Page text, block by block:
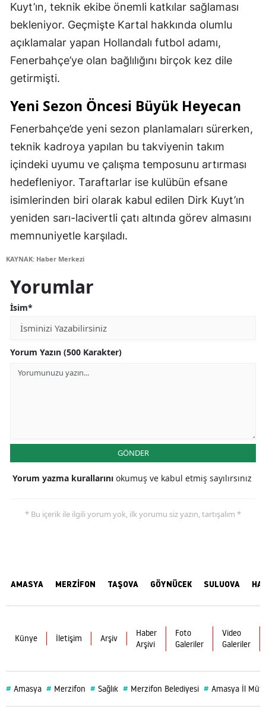
Kuyt’ın, teknik ekibe önemli katkılar sağlaması
bekleniyor. Geçmişte Kartal hakkında olumlu
açıklamalar yapan Hollandalı futbol adamı,
Fenerbahçe’ye olan bağlılığını birçok kez dile
getirmişti.
Yeni Sezon Öncesi Büyük Heyecan
Fenerbahçe’de yeni sezon planlamaları sürerken,
teknik kadroya yapılan bu takviyenin takım
içindeki uyumu ve çalışma temposunu artırması
hedefleniyor. Taraftarlar ise kulübün efsane
isimlerinden biri olarak kabul edilen Dirk Kuyt’ın
yeniden sarı-lacivertli çatı altında görev almasını
memnuniyetle karşıladı.
KAYNAK: Haber Merkezi
Yorumlar
İsim*
Yorum Yazın (500 Karakter)
GÖNDER
Yorum yazma kurallarını okumuş ve kabul etmiş sayılırsınız
* Bu içerik ile ilgili yorum yok, ilk yorumu siz yazın, tartışalım *
AMASYA MERZİFON TAŞOVA GÖYNÜCEK SULUOVA
Künye İletişim Arşiv
Haber
Arşivi
Foto
Galeriler
Video
Galeriler
# Amasya # Merzifon # Sağlık # Merzifon Belediyesi # Amasya İl